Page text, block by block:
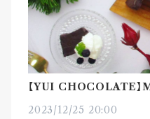
【YUI CHOCOLATE
2023/12/25 20:00